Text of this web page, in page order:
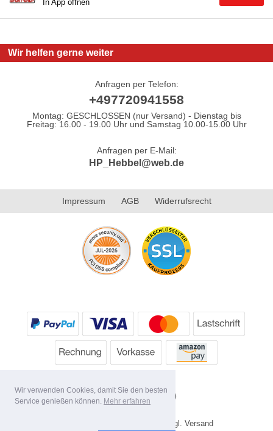
Wir verwenden Cookies, damit Sie den besten
Service genießen können. Mehr erfahren
In App öffnen
Wir helfen gerne weiter
Anfragen per Telefon:
+497720941558
Montag: GESCHLOSSEN (nur Versand) - Dienstag bis
Freitag: 16.00 - 19.00 Uhr und Samstag 10.00-15.00 Uhr
Anfragen per E-Mail:
HP_Hebbel@web.de
Impressum AGB Widerrufsrecht
* Alle Preise inkl. MwSt. evtl. zzgl. Versand